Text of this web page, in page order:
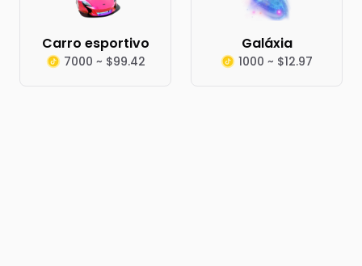
Carro esportivo
7000 ~ $99.42
Galáxia
1000 ~ $12.97